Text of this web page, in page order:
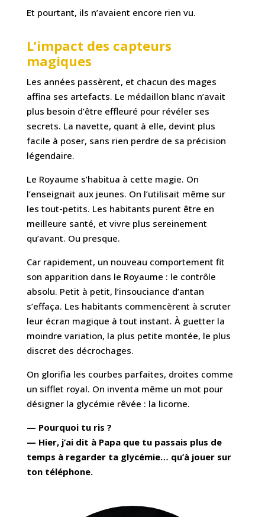
Et pourtant, ils n’avaient encore rien vu.
L’impact des capteurs
magiques
Les années passèrent, et chacun des mages
affina ses artefacts. Le médaillon blanc n’avait
plus besoin d’être effleuré pour révéler ses
secrets. La navette, quant à elle, devint plus
facile à poser, sans rien perdre de sa précision
légendaire.
Le Royaume s’habitua à cette magie. On
l’enseignait aux jeunes. On l’utilisait même sur
les tout-petits. Les habitants purent être en
meilleure santé, et vivre plus sereinement
qu’avant. Ou presque.
Car rapidement, un nouveau comportement fit
son apparition dans le Royaume : le contrôle
absolu. Petit à petit, l’insouciance d’antan
s’effaça. Les habitants commencèrent à scruter
leur écran magique à tout instant. À guetter la
moindre variation, la plus petite montée, le plus
discret des décrochages.
On glorifia les courbes parfaites, droites comme
un sifflet royal. On inventa même un mot pour
désigner la glycémie rêvée : la licorne.
— Pourquoi tu ris ?
— Hier, j’ai dit à Papa que tu passais plus de
temps à regarder ta glycémie… qu’à jouer sur
ton téléphone.